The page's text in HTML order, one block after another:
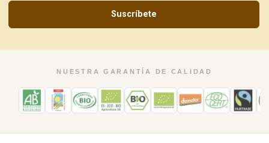
Suscríbete
NUESTRA GARANTÍA DE CALIDAD